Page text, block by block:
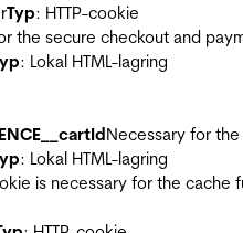
Typ: HTTP-cookie
the secure checkout and
: Lokal HTML-lagring
Necessary for
: Lokal HTML-lagring
is necessary for the